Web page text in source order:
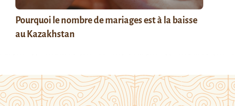
Pourquoi le nombre de mariages est à la baisse
au Kazakhstan